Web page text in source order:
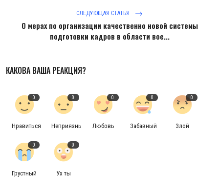
СЛЕДУЮЩАЯ СТАТЬЯ
О мерах по организации качественно новой системы
подготовки кадров в области вое...
КАКОВА ВАША РЕАКЦИЯ?
0
Нравиться
0
Неприязнь
0
Любовь
0
Забавный
0
Злой
0
Грустный
0
Ух ты